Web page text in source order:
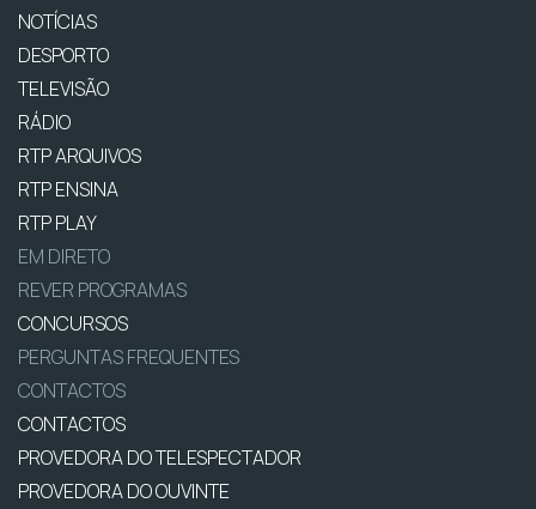
NOTÍCIAS
DESPORTO
TELEVISÃO
RÁDIO
RTP ARQUIVOS
RTP ENSINA
RTP PLAY
EM DIRETO
REVER PROGRAMAS
CONCURSOS
PERGUNTAS FREQUENTES
CONTACTOS
CONTACTOS
PROVEDORA DO TELESPECTADOR
PROVEDORA DO OUVINTE